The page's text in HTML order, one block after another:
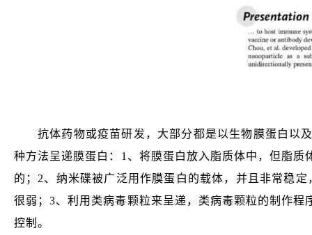
抗体药物或疫苗研发，大部分都是以生物膜蛋白以
种方法呈递膜蛋白：1、将膜蛋白放入脂质体中，但脂
的；2、纳米碟被广泛用作膜蛋白的载体，并且非常稳
很弱；3、利用类病毒颗粒来呈递，类病毒颗粒的制作
控制。